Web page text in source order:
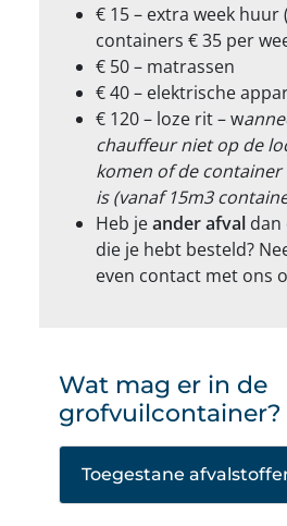
€ 15 – extra week huur
containers € 35 per
€ 50 – matrassen
€ 40 – elektrische
€ 120 – loze rit – w
chauffeur niet op de
komen of de
is (vanaf 15m3
Heb jeander afval dan
die je hebt besteld?
even contact met ons
Wat mag er in de
grofvuilcontainer?
Toegestane